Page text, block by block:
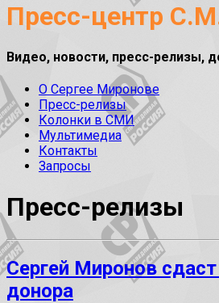
Пресс-центр
Видео, новости, пресс-релизы,
О Сергее Миронове
Пресс-релизы
Колонки в СМИ
Мультимедиа
Контакты
Запросы
Пресс-релизы
Сергей Миронов
донора